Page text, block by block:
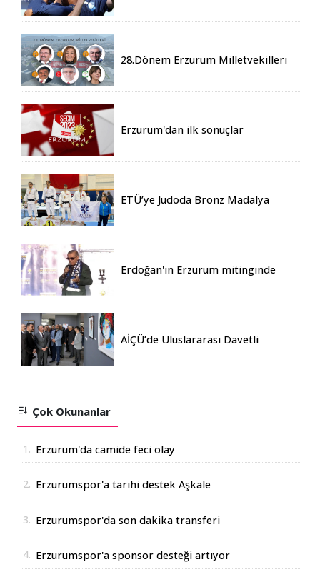
28.Dönem Erzurum Milletvekilleri
Erzurum'dan ilk sonuçlar
ETÜ’ye Judoda Bronz Madalya
Erdoğan'ın Erzurum mitinginde
AİÇÜ’de Uluslararası Davetli
Çok Okunanlar
1. Erzurum'da camide feci olay
2. Erzurumspor'a tarihi destek Aşkale
3. Erzurumspor'da son dakika transferi
4. Erzurumspor'a sponsor desteği artıyor